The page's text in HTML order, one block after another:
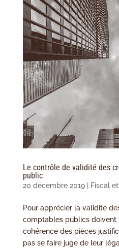
Le contrôle de validité des
public
20 décembre 2019| Fiscal
Pour apprécier la validité
comptables publics doivent
cohérence des pièces
pas se faire juge de leur